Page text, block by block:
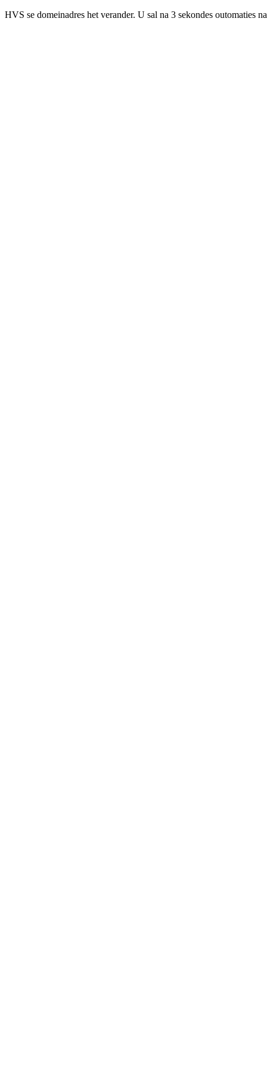
HVS se domeinadres het verander. U sal na 3 sekondes outomaties